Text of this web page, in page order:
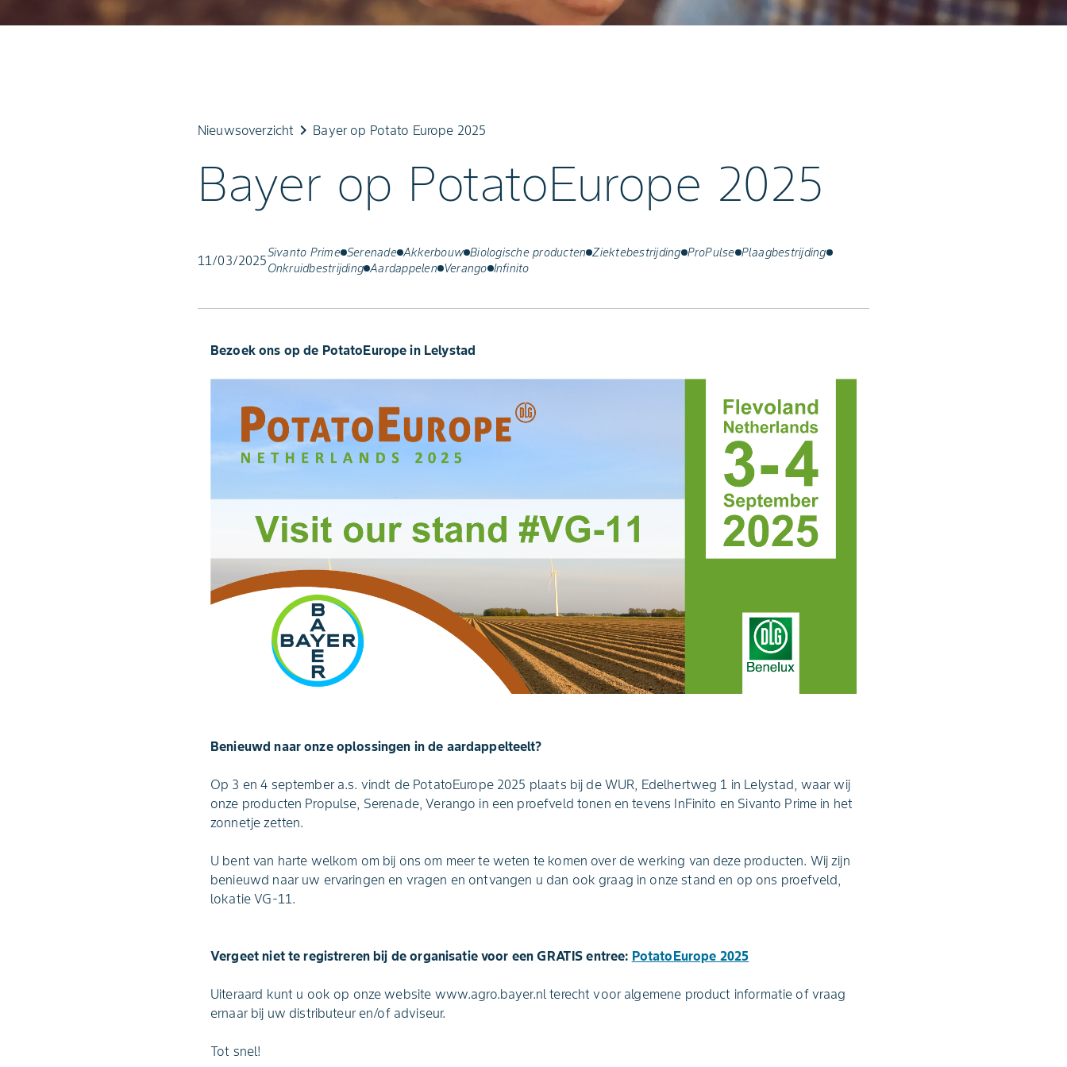
Nieuwsoverzicht keyboard_arrow_right Bayer op Potato Europe 2025
Bayer op PotatoEurope 2025
11/03/2025Sivanto Prime Serenade Akkerbouw Biologische producten Ziektebestrijding ProPulse Plaagbestrijding
Onkruidbestrijding Aardappelen Verango Infinito
Bezoek ons op de PotatoEurope in Lelystad
Benieuwd naar onze oplossingen in de aardappelteelt?
Op 3 en 4 september a.s. vindt de PotatoEurope 2025 plaats bij de WUR, Edelhertweg 1 in Lelystad, waar wij
onze producten Propulse, Serenade, Verango in een proefveld tonen en tevens InFinito en Sivanto Prime in het
zonnetje zetten.
U bent van harte welkom om bij ons om meer te weten te komen over de werking van deze producten. Wij zijn
benieuwd naar uw ervaringen en vragen en ontvangen u dan ook graag in onze stand en op ons proefveld,
lokatie VG-11.
Vergeet niet te registreren bij de organisatie voor een GRATIS entree: PotatoEurope 2025
Uiteraard kunt u ook op onze website www.agro.bayer.nl terecht voor algemene product informatie of vraag
ernaar bij uw distributeur en/of adviseur.
Tot snel!